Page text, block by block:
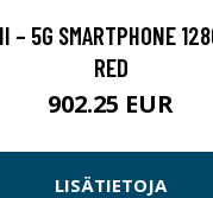
– 5G SMARTPHONE
RED
902.25 EUR
LISÄTIETOJA